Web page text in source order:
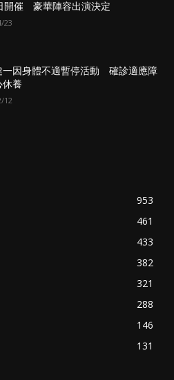
開催 豪華陣容出演決定
23
一因身體不適暫停活動 確診適應障
休養
12
953
461
433
382
321
288
146
131